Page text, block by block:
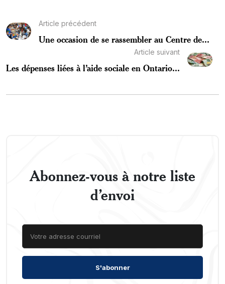
Article précédent
Une occasion de se rassembler au Centre de...
Article suivant
Les dépenses liées à l’aide sociale en Ontario...
Abonnez-vous à notre liste
d’envoi